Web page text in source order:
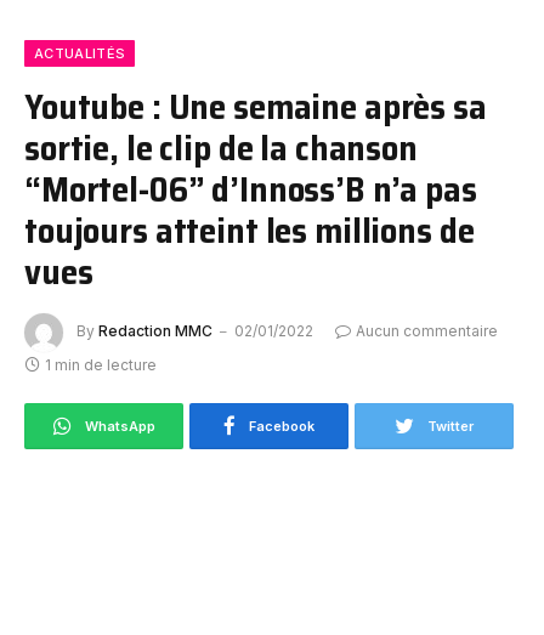
ACTUALITÉS
Youtube : Une semaine après sa
sortie, le clip de la chanson
“Mortel-06” d’Innoss’B n’a pas
toujours atteint les millions de
vues
By Redaction MMC 02/01/2022
Aucun commentaire
1 min de lecture
WhatsApp Facebook Twitter